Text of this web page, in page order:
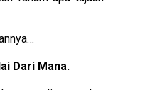
Dari Mana.